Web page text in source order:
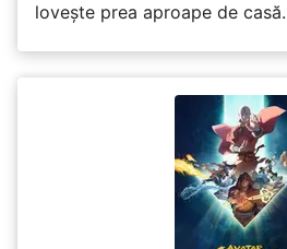
lovește prea aproape de casă.